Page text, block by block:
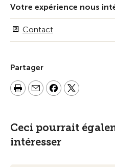
Votre expérience nous
Contact
Partager
Ceci pourrait
intéresser